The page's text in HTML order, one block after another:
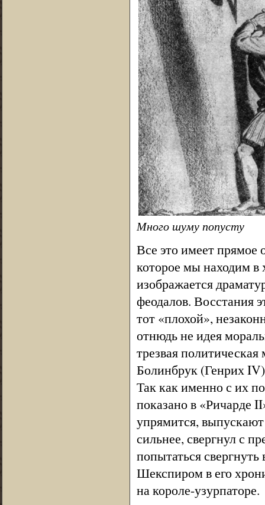
Много шуму попусту
Все это имеет
которое мы находим
изображается
феодалов. Восстания
тот «плохой»,
отнюдь не идея
трезвая
Болинбрук (Генрих
Так как именно с их
показано в «Ричарде
упрямится,
сильнее, свергнул с
попытаться свергнуть
Шекспиром в его
на короле-узурпаторе.